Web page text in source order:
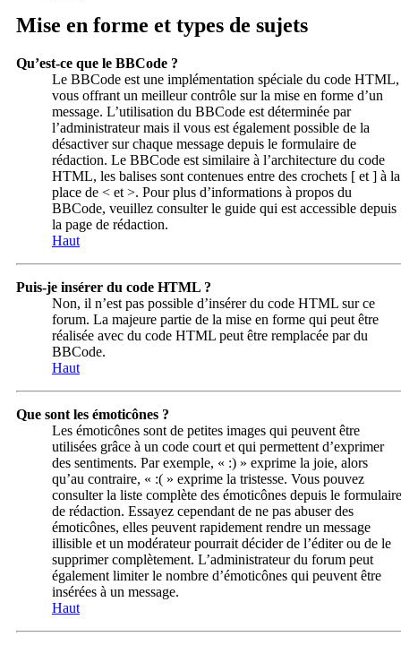
Mise en forme et types de sujets
Qu’est-ce que le BBCode ?
Le BBCode est une implémentation spéciale du code HTML,
vous offrant un meilleur contrôle sur la mise en forme d’un
message. L’utilisation du BBCode est déterminée par
l’administrateur mais il vous est également possible de la
désactiver sur chaque message depuis le formulaire de
rédaction. Le BBCode est similaire à l’architecture du code
HTML, les balises sont contenues entre des crochets [ et ] à la
place de < et >. Pour plus d’informations à propos du
BBCode, veuillez consulter le guide qui est accessible depuis
la page de rédaction.
Haut
Puis-je insérer du code HTML ?
Non, il n’est pas possible d’insérer du code HTML sur ce
forum. La majeure partie de la mise en forme qui peut être
réalisée avec du code HTML peut être remplacée par du
BBCode.
Haut
Que sont les émoticônes ?
Les émoticônes sont de petites images qui peuvent être
utilisées grâce à un code court et qui permettent d’exprimer
des sentiments. Par exemple, « :) » exprime la joie, alors
qu’au contraire, « :( » exprime la tristesse. Vous pouvez
consulter la liste complète des émoticônes depuis le formulaire
de rédaction. Essayez cependant de ne pas abuser des
émoticônes, elles peuvent rapidement rendre un message
illisible et un modérateur pourrait décider de l’éditer ou de le
supprimer complètement. L’administrateur du forum peut
également limiter le nombre d’émoticônes qui peuvent être
insérées à un message.
Haut